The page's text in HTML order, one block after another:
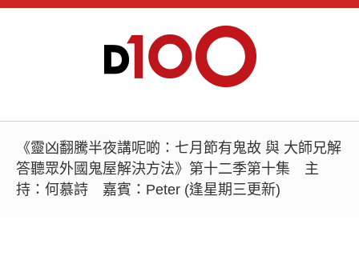
《靈凶翻騰半夜講呢啲：七月節有鬼故 與 大師兄解
答聽眾外國鬼屋解決方法》第十二季第十集 主
持：何慕詩 嘉賓：Peter (逢星期三更新)